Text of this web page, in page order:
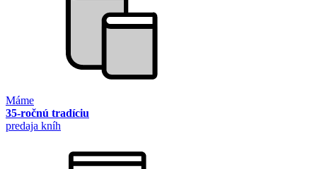
Máme
35-ročnú tradíciu
predaja kníh